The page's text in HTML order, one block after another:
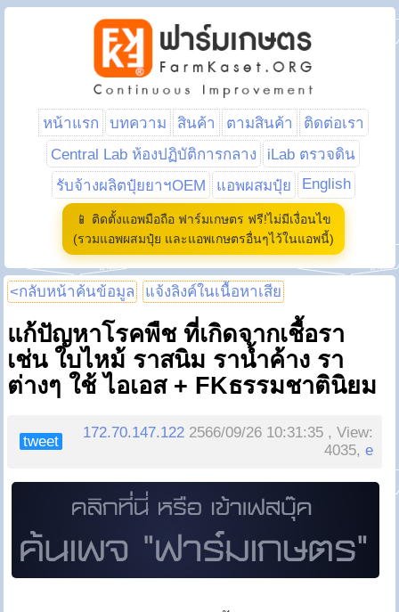
หน้าแรก บทความ สินค้า ตามสินค้า
ติดต่อเรา
Central Lab ห้องปฏิบัติการกลาง
iLab ตรวจดิน
รับจ้างผลิตปุ๋ยยาฯOEM
แอพผสมปุ๋ย English
📱 ติดตั้งแอพมือถือ ฟาร์มเกษตร ฟรี!ไม่มีเงื่อนไข
(รวมแอพผสมปุ๋ย และแอพเกษตรอื่นๆไว้ในแอพนี้)
<กลับหน้าค้นข้อมูล แจ้งลิงค์ในเนื้อหาเสีย
แก้ปัญหาโรคพืช ที่เกิดจากเชื้อรา
เช่น ใบไหม้ ราสนิม ราน้ำค้าง รา
ต่างๆ ใช้ ไอเอส + FKธรรมชาตินิยม
tweet
172.70.147.122 2566/09/26 10:31:35 , View:
4035,e